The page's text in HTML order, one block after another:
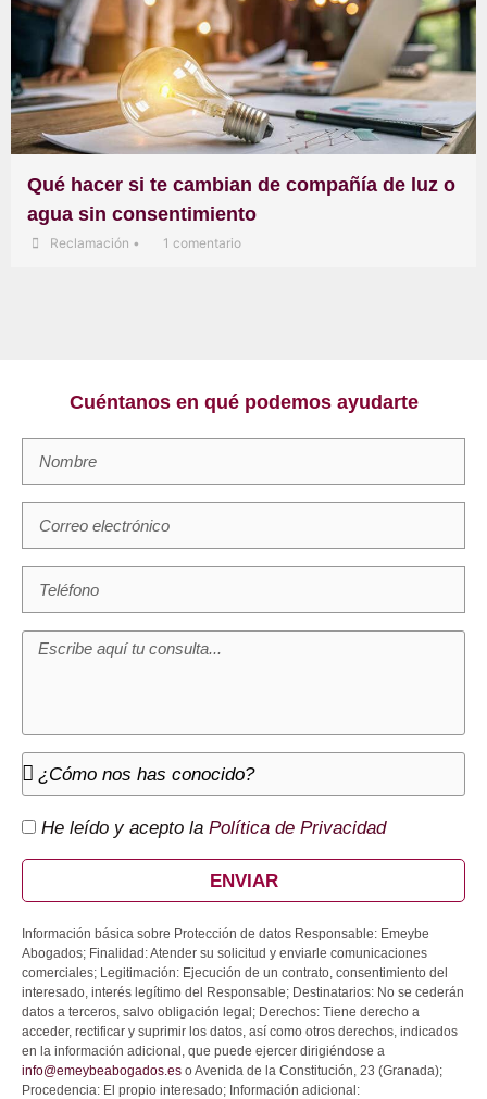
Qué hacer si te cambian de compañía de luz o
agua sin consentimiento
Reclamación • 1 comentario
Cuéntanos en qué podemos ayudarte
He leído y acepto la Política de Privacidad
ENVIAR
Información básica sobre Protección de datos Responsable: Emeybe
Abogados; Finalidad: Atender su solicitud y enviarle comunicaciones
comerciales; Legitimación: Ejecución de un contrato, consentimiento del
interesado, interés legítimo del Responsable; Destinatarios: No se cederán
datos a terceros, salvo obligación legal; Derechos: Tiene derecho a
acceder, rectificar y suprimir los datos, así como otros derechos, indicados
en la información adicional, que puede ejercer dirigiéndose a
info@emeybeabogados.es o Avenida de la Constitución, 23 (Granada);
Procedencia: El propio interesado; Información adicional: